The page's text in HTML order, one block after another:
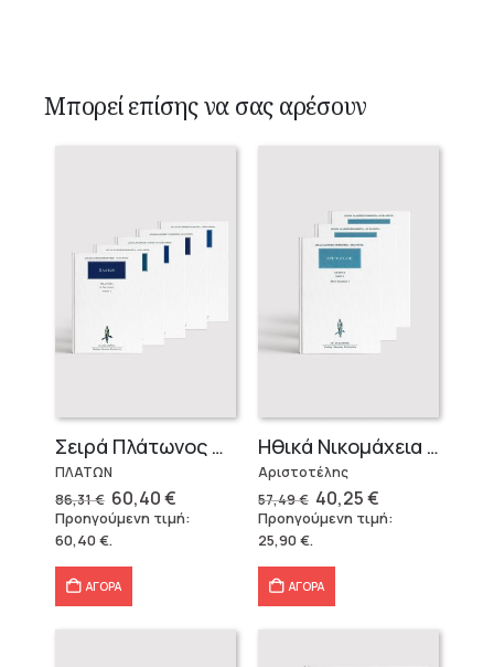
Μπορεί επίσης να σας αρέσουν
Σειρά Πλάτωνος Πολιτεία
ΠΛΑΤΩΝ
86,31€ Original
price
was:
86,31 €.
60,40€Η
τρέχουσα
τιμή
Προηγούμενη τιμή:
60,40€.
ΑΓΟΡΑ
Ηθικά Νικομάχεια (3 τόμοι)
Αριστοτέλης
57,49€ Original
price
was:
40,25€Η
τρέχουσα
τιμή
Προηγούμενη τιμή:
25,90€.
ΑΓΟΡΑ